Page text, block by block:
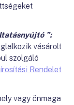
”:
vásárolt
szolgáló
Rendelet
vagy önmaga